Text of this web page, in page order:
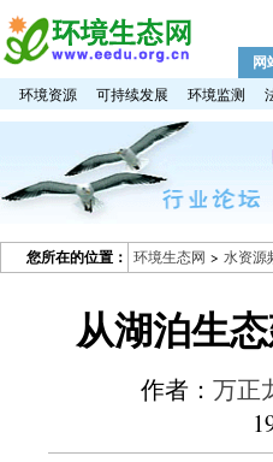
网
环境资源 可持续发展 环境监测
您所在的位置： 环境生态网 > 水资源
从湖泊生
作者： 万正